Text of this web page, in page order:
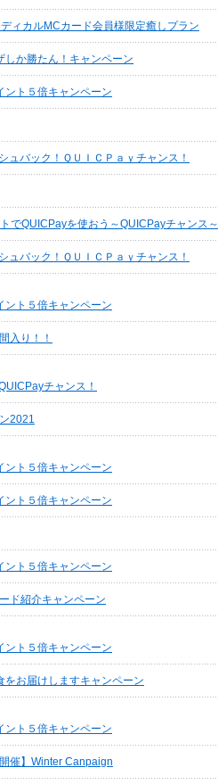
ィカルMCカード会員様限定癒しプラン
しか勝たん！キャンペーン
ント５倍キャンペーン
ュバック！ＱＵＩＣＰａｙチャンス！
でQUICPayを使おう～QUICPayチャンス～
ュバック！ＱＵＩＣＰａｙチャンス！
ント５倍キャンペーン
入り！！
チャンス！
2021
ント５倍キャンペーン
ント５倍キャンペーン
ント５倍キャンペーン
ド紹介キャンペーン
ント５倍キャンペーン
をお届けしますキャンペーン
ント５倍キャンペーン
催】Winter Canpaign